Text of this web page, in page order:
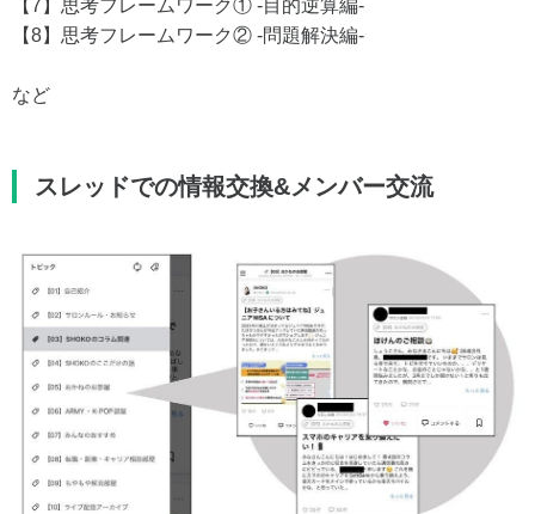
【7】思考フレームワーク① -目的逆算編-
【8】思考フレームワーク② -問題解決編-
など
スレッドでの情報交換&メンバー交流